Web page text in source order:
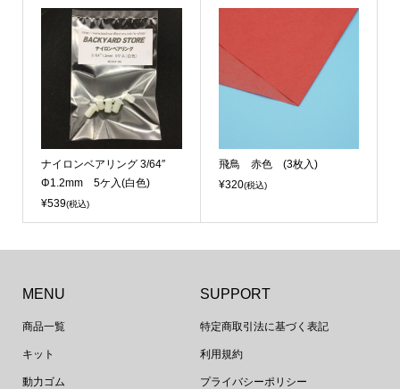
ナイロンベアリング 3/64″
Φ1.2mm 5ケ入(白色)
¥539(税込)
飛鳥 赤色 (3枚入)
¥320(税込)
MENU
商品一覧
キット
動力ゴム
SUPPORT
特定商取引法に基づく表記
利用規約
プライバシーポリシー